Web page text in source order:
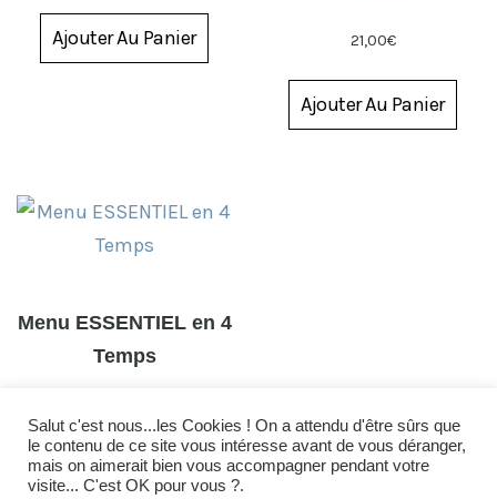
Ajouter Au Panier 21,00€
Ajouter Au Panier
Menu ESSENTIEL en 4
Temps
Ajouter Au Panier
Salut c'est nous...les Cookies ! On a attendu d'être sûrs que
le contenu de ce site vous intéresse avant de vous déranger,
mais on aimerait bien vous accompagner pendant votre
visite... C'est OK pour vous ?.